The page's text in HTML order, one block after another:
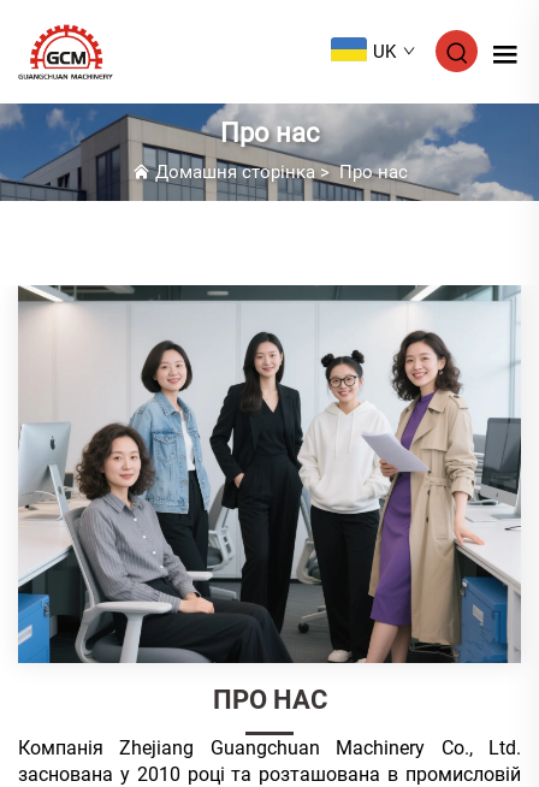
UK
Про нас
Домашня сторінка >Про нас
ПРО НАС
Компанія Zhejiang Guangchuan Machinery Co., Ltd.
заснована у 2010 році та розташована в промисловій